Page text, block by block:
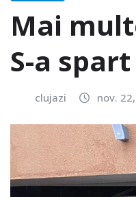
Mai
S-a
clujazi nov.